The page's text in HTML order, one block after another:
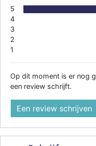
5
4
3
2
1
Op dit moment is er nog
een review schrijft.
Een review schrijven